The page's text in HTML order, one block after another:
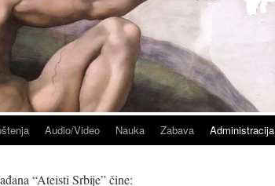
Audio/Video Nauka Zabava Administracija
“Ateisti Srbije” čine: